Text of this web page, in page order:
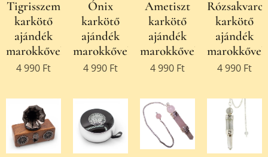
Tigrisszem
karkötő
ajándék
marokkővel
4 990 Ft
Ónix
karkötő
ajándék
marokkővel
4 990 Ft
Ametiszt
karkötő
ajándék
marokkővel
4 990 Ft
Rózsakvarc
karkötő
ajándék
marokkővel
4 990 Ft